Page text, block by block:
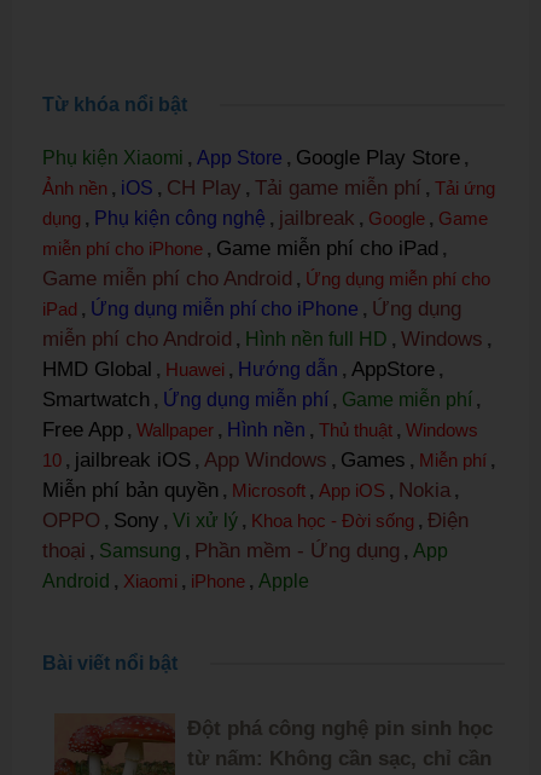
Từ khóa nổi bật
Phụ kiện Xiaomi , App Store , Google Play Store ,
Ảnh nền , iOS , CH Play , Tải game miễn phí , Tải ứng
dụng , Phụ kiện công nghệ , jailbreak , Google , Game
miễn phí cho iPhone , Game miễn phí cho iPad ,
Game miễn phí cho Android , Ứng dụng miễn phí cho
iPad , Ứng dụng miễn phí cho iPhone , Ứng dụng
miễn phí cho Android , Hình nền full HD , Windows ,
HMD Global , Huawei , Hướng dẫn , AppStore ,
Smartwatch , Ứng dụng miễn phí , Game miễn phí ,
Free App , Wallpaper , Hình nền , Thủ thuật , Windows
10 , jailbreak iOS , App Windows , Games , Miễn phí ,
Miễn phí bản quyền , Microsoft , App iOS , Nokia ,
OPPO , Sony , Vi xử lý , Khoa học - Đời sống , Điện
thoại , Samsung , Phần mềm - Ứng dụng , App
Android , Xiaomi , iPhone , Apple
Bài viết nổi bật
Đột phá công nghệ pin sinh học
từ nấm: Không cần sạc, chỉ cần